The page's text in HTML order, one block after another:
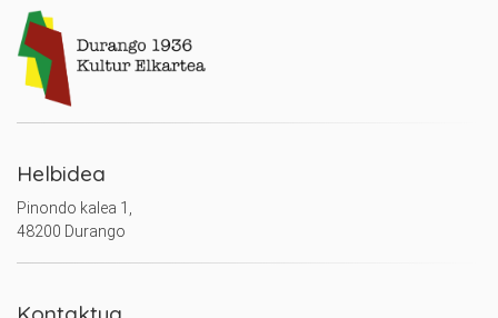
Helbidea
Pinondo kalea 1,
48200 Durango